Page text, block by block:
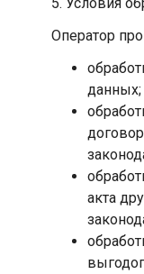
Оператор
данных;
акта